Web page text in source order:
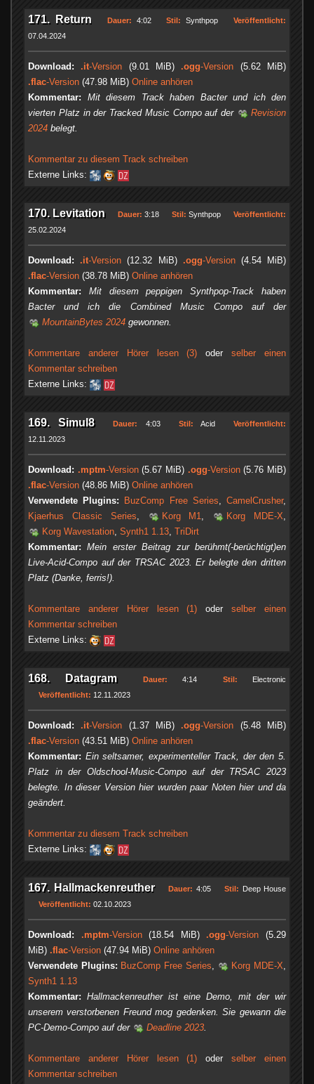
171. Return Dauer: 4:02 Stil: Synthpop
Veröffentlicht:
07.04.2024
Download: .it-Version (9.01 MiB).ogg-Version (5.62 MiB)
.flac-Version (47.98 MiB) Online anhören
Kommentar:
Mit diesem Track haben Bacter und ich den
vierten Platz in der Tracked Music Compo auf der
Revision
2024 belegt.
Kommentar zu diesem Track schreiben
Externe Links:
170. Levitation Dauer: 3:18 Stil: Synthpop
Veröffentlicht:
25.02.2024
Download: .it-Version (12.32 MiB) .ogg-Version(4.54 MiB)
.flac-Version (38.78 MiB) Online anhören
Kommentar:
Mit diesem peppigen Synthpop-Track haben
Bacter und ich die Combined Music Compo auf der
MountainBytes 2024 gewonnen.
Kommentare anderer Hörer lesen (3) oderselber einen
Kommentar schreiben
Externe Links:
169. Simul8 Dauer: 4:03 Stil: Acid
Veröffentlicht:
12.11.2023
Download: .mptm-Version(5.67 MiB) .ogg-Version(5.76 MiB)
.flac-Version (48.86 MiB) Online anhören
Verwendete Plugins:
BuzComp Free Series,CamelCrusher,
Kjaerhus Classic Series, Korg M1, Korg MDE-X,
Korg Wavestation, Synth1 1.13, TriDirt
Kommentar:
Mein erster Beitrag zur berühmt(-berüchtigt)en
Live-Acid-Compo auf der TRSAC 2023. Er belegte den dritten
Platz (Danke, ferris!).
Kommentare anderer Hörer lesen (1) oderselber einen
Kommentar schreiben
Externe Links:
168. Datagram Dauer: 4:14 Stil: Electronic
Veröffentlicht: 12.11.2023
Download: .it-Version (1.37 MiB).ogg-Version (5.48 MiB)
.flac-Version (43.51 MiB) Online anhören
Kommentar: Ein seltsamer, experimenteller Track, der den 5.
Platz in der Oldschool-Music-Compo auf der TRSAC 2023
belegte. In dieser Version hier wurden paar Noten hier und da
geändert.
Kommentar zu diesem Track schreiben
Externe Links:
167. Hallmackenreuther Dauer: 4:05 Stil: Deep House
Veröffentlicht: 02.10.2023
Download: .mptm-Version(18.54 MiB).ogg-Version (5.29
MiB) .flac-Version (47.94 MiB) Online anhören
Verwendete Plugins: BuzComp Free Series, Korg MDE-X,
Synth1 1.13
Kommentar: Hallmackenreuther ist eine Demo, mit der wir
unserem verstorbenen Freund mog gedenken. Sie gewann die
PC-Demo-Compo auf der
Deadline 2023.
Kommentare anderer Hörer lesen (1) oderselber einen
Kommentar schreiben